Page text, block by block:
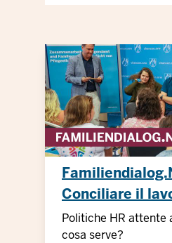
Conciliare il
famiglia
Politiche HR attente
cosa serve?